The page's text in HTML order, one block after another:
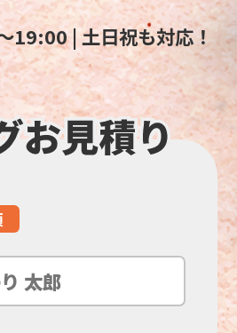
19:00 | 土日祝も対応！